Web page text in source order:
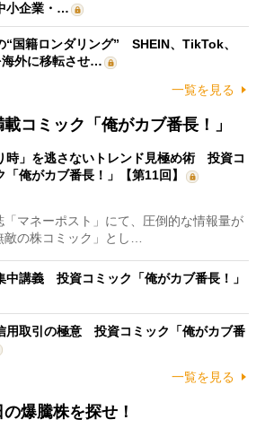
小企業・…
“国籍ロンダリング” SHEIN、TikTok、
外に移転させ…
一覧を見る
コミック「俺がカブ番長！」
時」を逃さないトレンド見極め術 投資コ
「俺がカブ番長！」【第11回】
マネーポスト」にて、圧倒的な情報量が
敵の株コミック」とし…
中講義 投資コミック「俺がカブ番長！」
用取引の極意 投資コミック「俺がカブ番
一覧を見る
爆騰株を探せ！